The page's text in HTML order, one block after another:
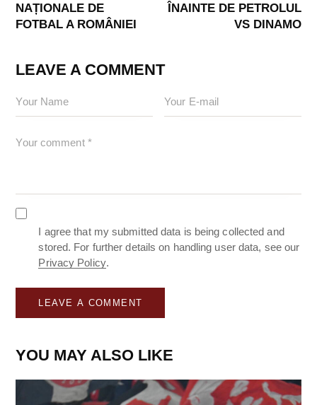
NAȚIONALE DE
FOTBAL A ROMÂNIEI
ÎNAINTE DE PETROLUL
VS DINAMO
LEAVE A COMMENT
I agree that my submitted data is being collected and
stored. For further details on handling user data, see our
Privacy Policy.
YOU MAY ALSO LIKE